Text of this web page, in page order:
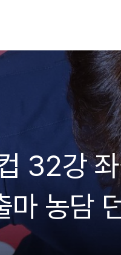
32강
마 농담